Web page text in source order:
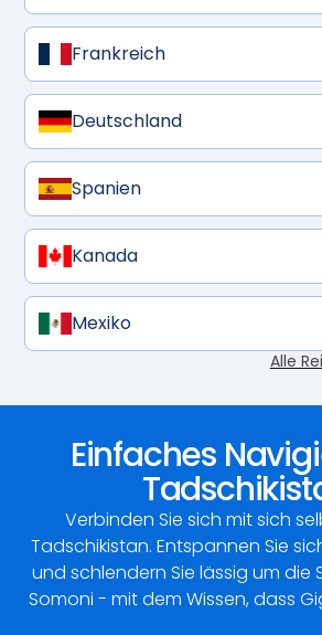
Frankreich
Deutschland
Spanien
Kanada
Mexiko
Alle
Einfaches
Verbinden Sie sich mit sich
Tadschikistan. Entspannen Sie
und schlendern Sie lässig um die
Somoni - mit dem Wissen, dass